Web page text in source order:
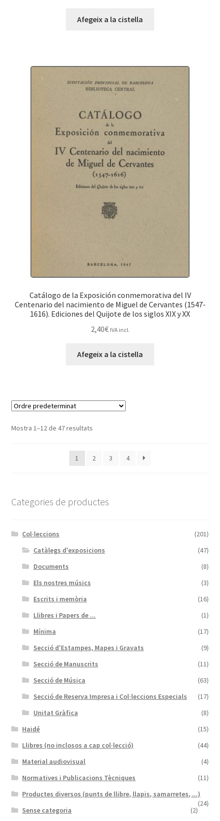
Afegeix a la cistella
Catálogo de la Exposición conmemorativa del IV
Centenario del nacimiento de Miguel de Cervantes (1547-
1616). Ediciones del Quijote de los siglos XIX y XX
2,40€ IVA incl.
Afegeix a la cistella
Mostra 1–12 de 47 resultats
1 2 3 4
Categories de productes
Col·leccions
(201)
Catàlegs d'exposicions
(47)
Documents
(8)
Els nostres músics
(3)
Escrits i memòria
(16)
Llibres i Papers de ...
(1)
Mínima
(17)
Secció d'Estampes, Mapes i Gravats
(9)
Secció de Manuscrits
(11)
Secció de Música
(63)
Secció de Reserva Impresa i Col·leccions Especials
(17)
Unitat Gràfica
(8)
Haidé
(15)
Llibres (no inclosos a cap col·lecció)
(44)
Material audiovisual
(4)
Normatives i Publicacions Tècniques
(11)
Productes diversos (punts de llibre, llapis, samarretes, ...)
(24)
Sense categoria (2)